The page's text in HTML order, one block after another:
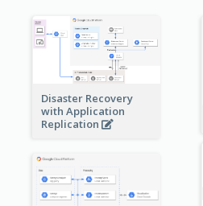
Disaster Recovery
with Application
Replication